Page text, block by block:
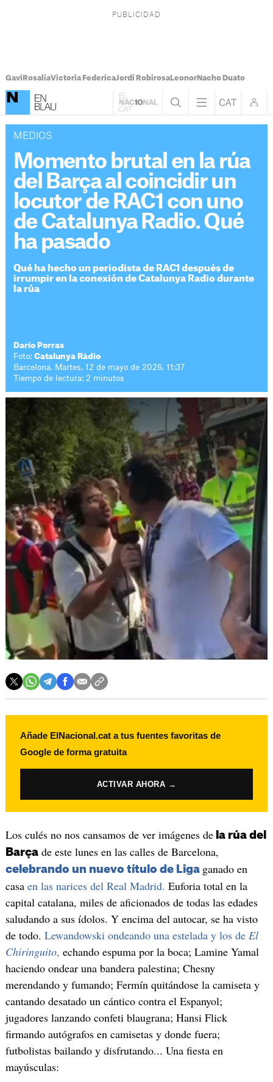
Gavi RosalíaVictoria FedericaJordi RobirosaLeonorNacho Duato
MEDIOS
Momento brutal en la rúa
del Barça al coincidir un
locutor de RAC1 con uno
de Catalunya Radio. Qué
ha pasado
Qué ha hecho un periodista de RAC1 después de
irrumpir en la conexión de Catalunya Radio durante
la rúa
Darío Porras
Foto:Catalunya Ràdio
Barcelona. Martes, 12 de mayo de 2026. 11:37
Tiempo de lectura: 2 minutos
Añade ElNacional.cat a tus fuentes favoritas de
Google de forma gratuita
ACTIVAR AHORA →
Los culés no nos cansamos de ver imágenes dela rúa del
Barçade este lunes en las calles de Barcelona,
celebrando un nuevo título de Liga ganado en
casa en las narices del Real Madrid. Euforia total en la
capital catalana, miles de aficionados de todas las edades
saludando a sus ídolos. Y encima del autocar, se ha visto
de todo. Lewandowski ondeando una estelada y los de El
Chiringuito, echando espuma por la boca; Lamine Yamal
haciendo ondear una bandera palestina; Chesny
merendando y fumando; Fermín quitándose la camiseta y
cantando desatado un cántico contra el Espanyol;
jugadores lanzando confeti blaugrana; Hansi Flick
firmando autógrafos en camisetas y donde fuera;
futbolistas bailando y disfrutando... Una fiesta en
mayúsculas: